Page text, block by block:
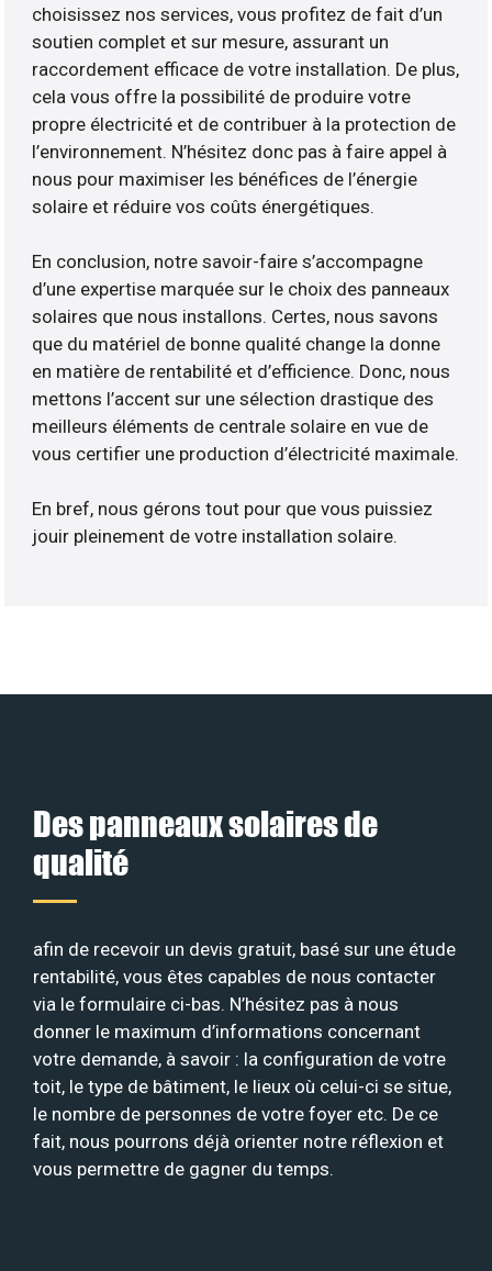
choisissez nos services, vous profitez de fait d’un
soutien complet et sur mesure, assurant un
raccordement efficace de votre installation. De plus,
cela vous offre la possibilité de produire votre
propre électricité et de contribuer à la protection de
l’environnement. N’hésitez donc pas à faire appel à
nous pour maximiser les bénéfices de l’énergie
solaire et réduire vos coûts énergétiques.
En conclusion, notre savoir-faire s’accompagne
d’une expertise marquée sur le choix des panneaux
solaires que nous installons. Certes, nous savons
que du matériel de bonne qualité change la donne
en matière de rentabilité et d’efficience. Donc, nous
mettons l’accent sur une sélection drastique des
meilleurs éléments de centrale solaire en vue de
vous certifier une production d’électricité maximale.
En bref, nous gérons tout pour que vous puissiez
jouir pleinement de votre installation solaire.
Des panneaux solaires de
qualité
afin de recevoir un devis gratuit, basé sur une étude
rentabilité, vous êtes capables de nous contacter
via le formulaire ci-bas. N’hésitez pas à nous
donner le maximum d’informations concernant
votre demande, à savoir : la configuration de votre
toit, le type de bâtiment, le lieux où celui-ci se situe,
le nombre de personnes de votre foyer etc. De ce
fait, nous pourrons déjà orienter notre réflexion et
vous permettre de gagner du temps.